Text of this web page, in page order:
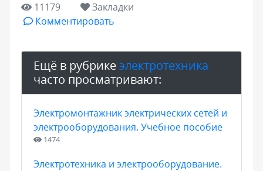
11179
Закладки
Комментировать
Ещё в рубрикеэлектротехника
часто просматривают:
Электромонтажник электрических сетей и
электрооборудования. Учебное пособие
1474
Электротехника и электрооборудование.